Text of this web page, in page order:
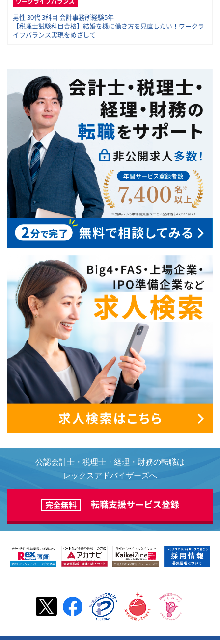
ワークライフバランス
男性 30代 3科目 会計事務所経験5年
【税理士試験科目合格】結婚を機に働き方を見直したい！ワークラ
イフバランス実現をめざして
公認会計士・税理士・経理・財務の転職は
レックスアドバイザーズへ
完全無料 転職支援サービス登録